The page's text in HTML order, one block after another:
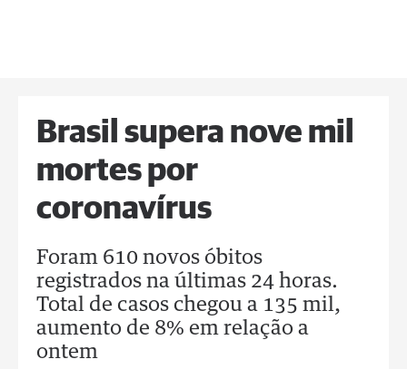
Brasil supera nove mil
mortes por
coronavírus
Foram 610 novos óbitos
registrados na últimas 24 horas.
Total de casos chegou a 135 mil,
aumento de 8% em relação a
ontem